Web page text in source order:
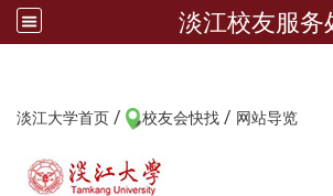
淡江校友服务
淡江大学首页 / 校友会快找 / 网站导览